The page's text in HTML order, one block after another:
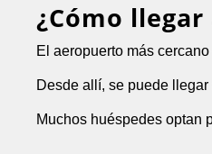
¿Cómo
El aeropuerto más
Desde allí, se puede
Muchos huéspedes optan